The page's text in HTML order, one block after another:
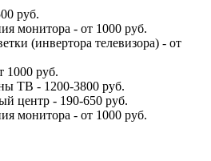
руб.
монитора - от 1000 руб.
(инвертора телевизора) - от
1000 руб.
ТВ - 1200-3800 руб.
центр - 190-650 руб.
монитора - от 1000 руб.